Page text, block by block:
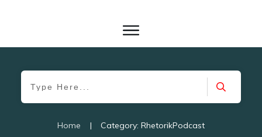
Home | Category: RhetorikPodcast